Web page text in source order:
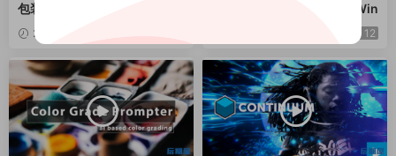
包装LOGO标题字幕条转场背
景图形元素动画模板 Toko Gr
aphics 4.0
2023-11-30
mConvert Nitrate v3.44 Win
12